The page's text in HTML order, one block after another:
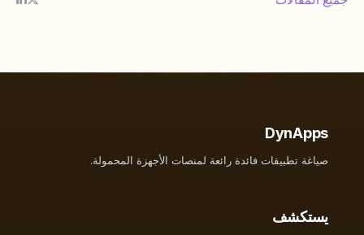
DynApps
صياغة تطبيقات فائدة رائعة لمنصات الأجهزة المحمولة.
يستكشف